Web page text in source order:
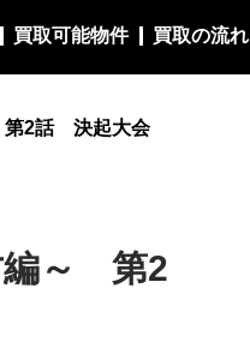
買取可能物件 買取の流れ
2話 決起大会
～ 第2